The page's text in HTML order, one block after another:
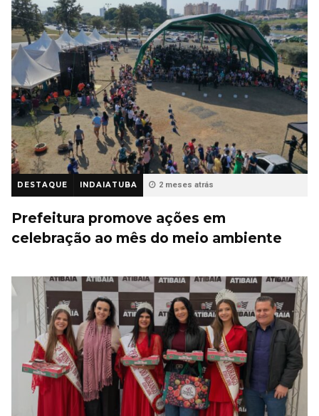
DESTAQUE INDAIATUBA 2 meses atrás
Prefeitura promove ações em
celebração ao mês do meio ambiente